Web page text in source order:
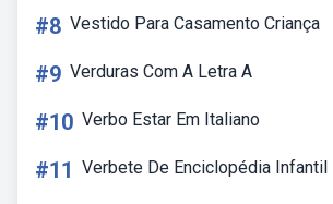
#8 Vestido Para Casamento Criança
#9 Verduras Com A Letra A
#10 Verbo Estar Em Italiano
#11 Verbete De Enciclopédia Infantil